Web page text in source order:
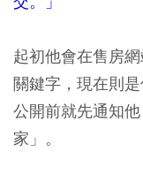
起初他會在售房
關鍵字，現在則
公開前就先通知
家」。